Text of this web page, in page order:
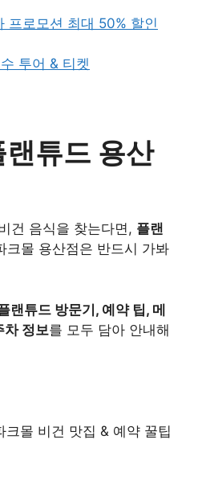
프로모션 최대 50% 할인
투어 & 티켓
튜드 용산
건 음식을 찾는다면, 플랜
크몰 용산점은 반드시 가봐
랜튜드 방문기, 예약 팁, 메
차 정보를 모두 담아 안내해